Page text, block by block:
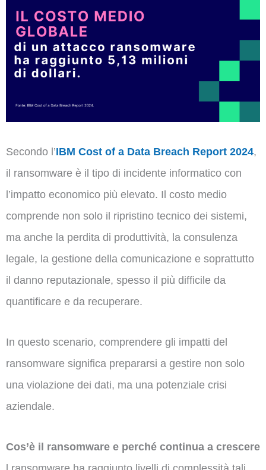
Secondo l’IBM Cost of a Data Breach Report 2024,
il ransomware è il tipo di incidente informatico con
l’impatto economico più elevato. Il costo medio
comprende non solo il ripristino tecnico dei sistemi,
ma anche la perdita di produttività, la consulenza
legale, la gestione della comunicazione e soprattutto
il danno reputazionale, spesso il più difficile da
quantificare e da recuperare.
In questo scenario, comprendere gli impatti del
ransomware significa prepararsi a gestire non solo
una violazione dei dati, ma una potenziale crisi
aziendale.
Cos’è il ransomware e perché continua a crescere